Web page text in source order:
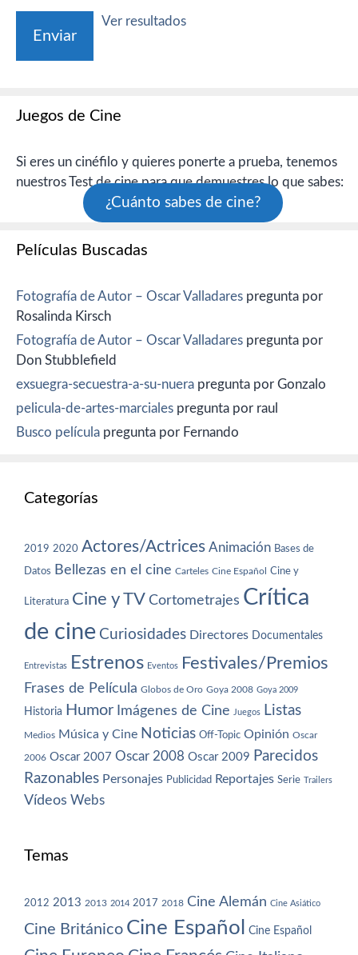
Ver resultados
Juegos de Cine
Si eres un cinéfilo y quieres ponerte a prueba, tenemos
nuestros Test de cine para que demuestres lo que sabes:
¿Cuánto sabes de cine?
Películas Buscadas
Fotografía de Autor – Oscar Valladares pregunta por
Rosalinda Kirsch
Fotografía de Autor – Oscar Valladares pregunta por
Don Stubblefield
exsuegra-secuestra-a-su-nuera pregunta por Gonzalo
pelicula-de-artes-marciales pregunta por raul
Busco película pregunta por Fernando
Categorías
2019 2020 Actores/Actrices Animación Bases de
Datos Bellezas en el cine Carteles Cine Español Cine y
Literatura Cine y TV Cortometrajes Crítica
de cine Curiosidades Directores Documentales
Entrevistas Estrenos Eventos Festivales/Premios
Frases de Película Globos de Oro Goya 2008 Goya 2009
Historia Humor Imágenes de Cine Juegos Listas
Medios Música y Cine Noticias Off-Topic Opinión Oscar
2006 Oscar 2007 Oscar 2008 Oscar 2009 Parecidos
Razonables Personajes Publicidad Reportajes Serie Trailers
Vídeos Webs
Temas
2012 2013 2013 2014 2017 2018 Cine Alemán Cine Asiático
Cine Británico Cine Español Cine Español